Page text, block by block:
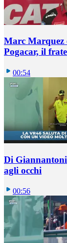
Marc Marquez
Pogacar, il
00:54
Di
agli occhi
00:56